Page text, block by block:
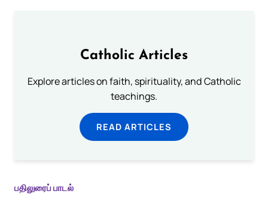
Catholic Articles
Explore articles on faith, spirituality, and Catholic
teachings.
READ ARTICLES
பதிலுரைப் பாடல்